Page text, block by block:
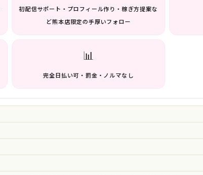
初配信サポート・プロフィール作り・稼ぎ方提案な
ど熊本店限定の手厚いフォロー
📊
完全日払い可・罰金・ノルマなし